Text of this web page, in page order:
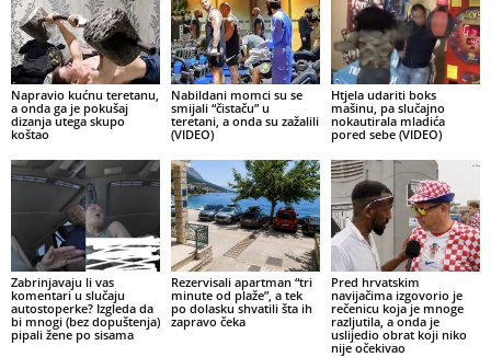
Napravio kućnu teretanu,
a onda ga je pokušaj
dizanja utega skupo
koštao
Nabildani momci su se
smijali “čistaču” u
teretani, a onda su zažalili
(VIDEO)
Htjela udariti boks
mašinu, pa slučajno
nokautirala mladića
pored sebe (VIDEO)
Zabrinjavaju li vas
komentari u slučaju
autostoperke? Izgleda da
bi mnogi (bez dopuštenja)
pipali žene po sisama
Rezervisali apartman “tri
minute od plaže”, a tek
po dolasku shvatili šta ih
zapravo čeka
Pred hrvatskim
navijačima izgovorio je
rečenicu koja je mnoge
razljutila, a onda je
uslijedio obrat koji niko
nije očekivao